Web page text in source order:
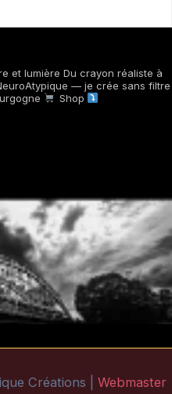
et lumière Du crayon réaliste à
— je crée sans filtre
Shop
Créations | Webmaster